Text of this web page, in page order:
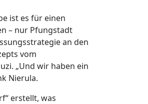
ist es für einen
– nur Pfungstadt
an den
vom
„Und wir haben ein
Nierula.
erstellt, was